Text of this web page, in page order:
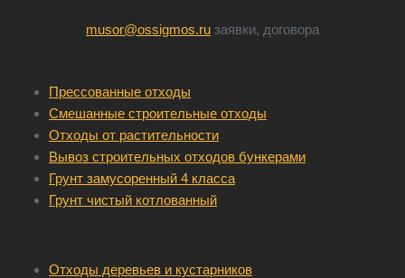
musor@ossigmos.ru заявки, договора
Прессованные отходы
Смешанные строительные отходы
Отходы от растительности
Вывоз строительных отходов бункерами
Грунт замусоренный 4 класса
Грунт чистый котлованный
Отходы деревьев и кустарников